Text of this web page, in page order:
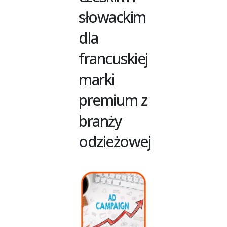
słowackim
dla
francuskiej
marki
premium z
branży
odzieżowej